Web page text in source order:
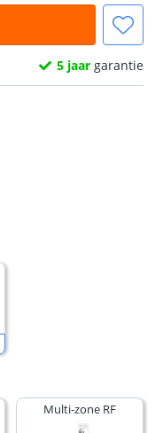
5 jaargarantie
Multi-zone RF